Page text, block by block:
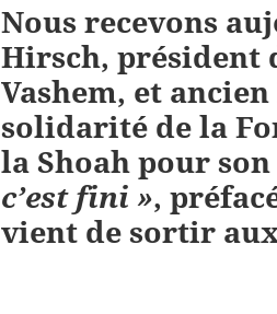
Nous recevons
Hirsch, président
Vashem, et
solidarité de la
la Shoah pour
c’est fini »,
vient de sortir